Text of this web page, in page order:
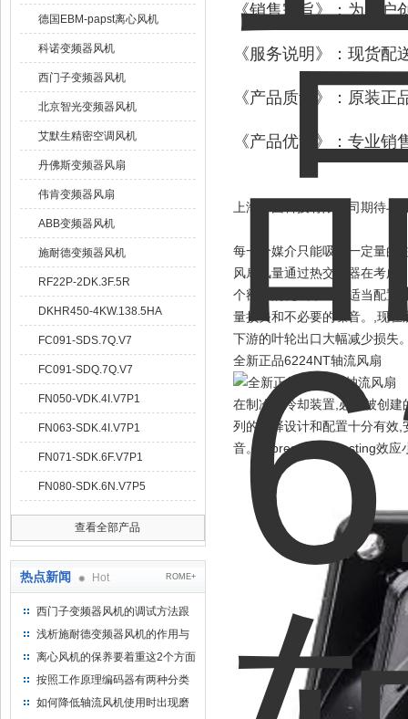
德国EBM-papst离心风机
科诺变频器风机
西门子变频器风机
北京智光变频器风机
艾默生精密空调风机
丹佛斯变频器风扇
伟肯变频器风扇
ABB变频器风机
施耐德变频器风机
RF22P-2DK.3F.5R
DKHR450-4KW.138.5HA
FC091-SDS.7Q.V7
FC091-SDQ.7Q.V7
FN050-VDK.4I.V7P1
FN063-SDK.4I.V7P1
FN071-SDK.6F.V7P1
FN080-SDK.6N.V7P5
查看全部产品
热点新闻 Hot ROME+
西门子变频器风机的调试方法跟
步骤
浅析施耐德变频器风机的作用与
意义所在
离心风机的保养要着重这2个方面
按照工作原理编码器有两种分类
如何降低轴流风机使用时出现磨
《销售宗旨》：为客
《服务说明》：现货
《产品质量》：原装正
《产品优势》：专业
上海菁园科技有限公司期待与
每一个媒介只能吸收一定量的
风扇风量通过热交换器在考虑
个额外的瓦成本钱。适当配置
量损失和不必要的噪音。,现
下游的叶轮出口大幅减少损失
全新正品6224NT轴流风扇
在制冷和冷却装置,必须被创
列的选择设计和配置十分有效
音。其pressure-boosting效应